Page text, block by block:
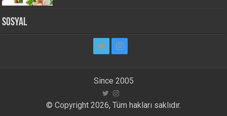
Sosyal
Since 2005
© Copyright 2026, Tüm hakları saklıdır.